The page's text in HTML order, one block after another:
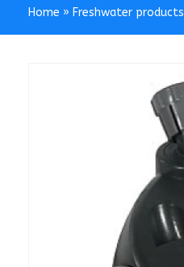
Home » Freshwater products